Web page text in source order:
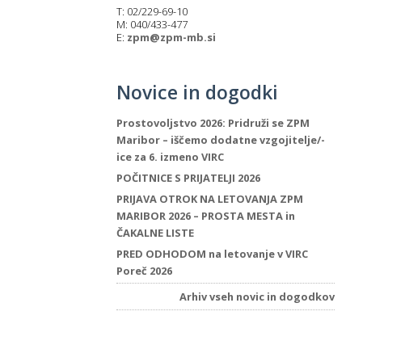
T: 02/229-69-10
M: 040/433-477
E: zpm@zpm-mb.si
Novice in dogodki
Prostovoljstvo 2026: Pridruži se ZPM
Maribor – iščemo dodatne vzgojitelje/-
ice za 6. izmeno VIRC
POČITNICE S PRIJATELJI 2026
PRIJAVA OTROK NA LETOVANJA ZPM
MARIBOR 2026 – PROSTA MESTA in
ČAKALNE LISTE
PRED ODHODOM na letovanje v VIRC
Poreč 2026
Arhiv vseh novic in dogodkov